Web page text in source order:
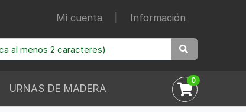
Mi cuenta Información
URNAS DE MADERA
0